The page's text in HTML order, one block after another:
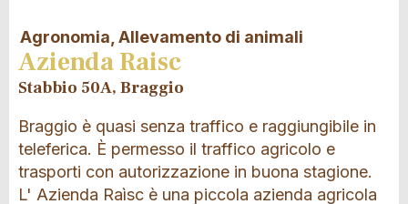
Agronomia, Allevamento di animali
Azienda Raisc
Stabbio 50A, Braggio
Braggio è quasi senza traffico e raggiungibile in
teleferica. È permesso il traffico agricolo e
trasporti con autorizzazione in buona stagione.
L' Azienda Raìsc è una piccola azienda agricola